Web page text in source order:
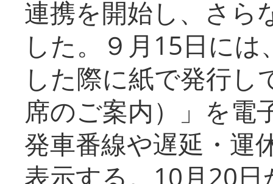
連携を開始し、さら
した。９月15日に
した際に紙で発行し
席のご案内）」を電
発車番線や遅延・運
表示する。10月20